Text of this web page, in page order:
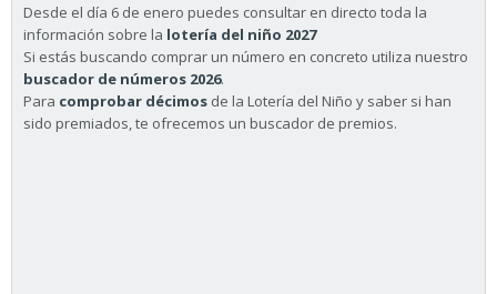
Desde el día 6 de enero puedes consultar en directo toda la
información sobre la lotería del niño 2027
Si estás buscando comprar un número en concreto utiliza nuestro
buscador de números 2026.
Para comprobar décimos de la Lotería del Niño y saber si han
sido premiados, te ofrecemos un buscador de premios.